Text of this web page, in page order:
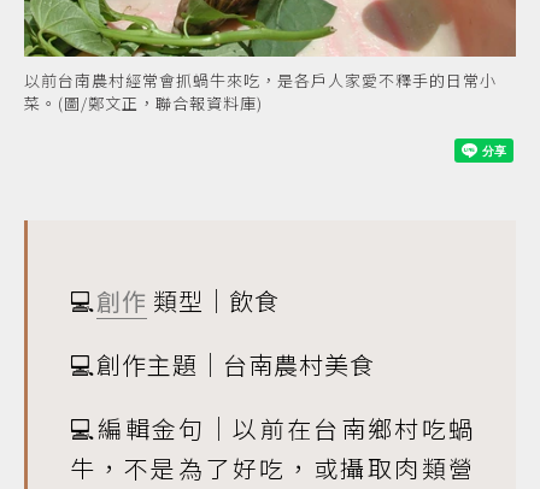
以前台南農村經常會抓蝸牛來吃，是各戶人家愛不釋手的日常小
菜。(圖/鄭文正，聯合報資料庫)
💻創作 類型｜飲食
💻創作主題｜台南農村美食
💻編輯金句｜以前在台南鄉村吃蝸
牛，不是為了好吃，或攝取肉類營